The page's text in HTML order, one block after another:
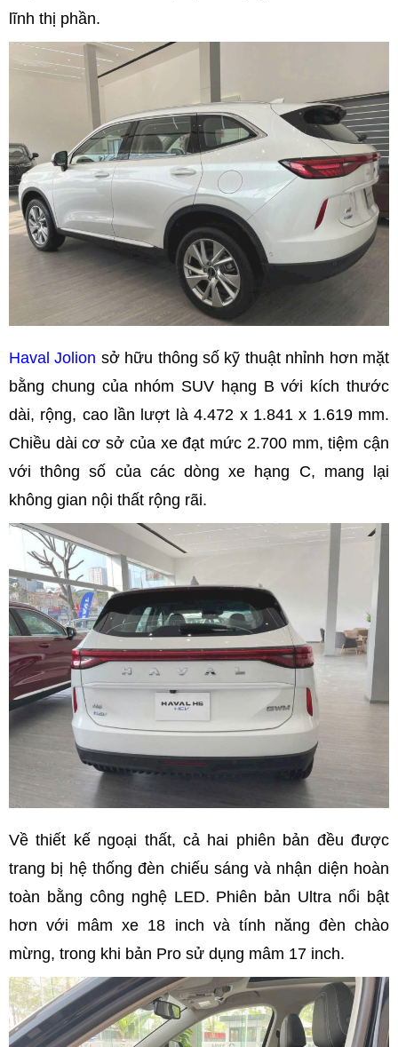
lĩnh thị phần.
Haval Jolion sở hữu thông số kỹ thuật nhỉnh hơn mặt
bằng chung của nhóm SUV hạng B với kích thước
dài, rộng, cao lần lượt là 4.472 x 1.841 x 1.619 mm.
Chiều dài cơ sở của xe đạt mức 2.700 mm, tiệm cận
với thông số của các dòng xe hạng C, mang lại
không gian nội thất rộng rãi.
Về thiết kế ngoại thất, cả hai phiên bản đều được
trang bị hệ thống đèn chiếu sáng và nhận diện hoàn
toàn bằng công nghệ LED. Phiên bản Ultra nổi bật
hơn với mâm xe 18 inch và tính năng đèn chào
mừng, trong khi bản Pro sử dụng mâm 17 inch.